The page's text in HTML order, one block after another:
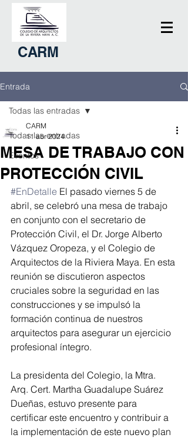
CARM
Entrada
Todas las entradas
Eventos
Todas las entradas
MESA DE TRABAJO CON
PROTECCIÓN CIVIL
CARM
11 abr 2024
#EnDetalle El pasado viernes 5 de
abril, se celebró una mesa de trabajo
en conjunto con el secretario de
Protección Civil, el Dr. Jorge Alberto
Vázquez Oropeza, y el Colegio de
Arquitectos de la Riviera Maya. En esta
reunión se discutieron aspectos
cruciales sobre la seguridad en las
construcciones y se impulsó la
formación continua de nuestros
arquitectos para asegurar un ejercicio
profesional íntegro.
La presidenta del Colegio, la Mtra.
Arq. Cert. Martha Guadalupe Suárez
Dueñas, estuvo presente para
certificar este encuentro y contribuir a
la implementación de este nuevo plan